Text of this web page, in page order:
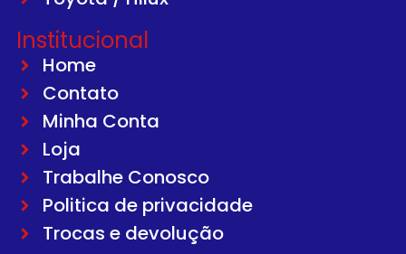
Institucional
Home
Contato
Minha Conta
Loja
Trabalhe Conosco
Politica de privacidade
Trocas e devolução